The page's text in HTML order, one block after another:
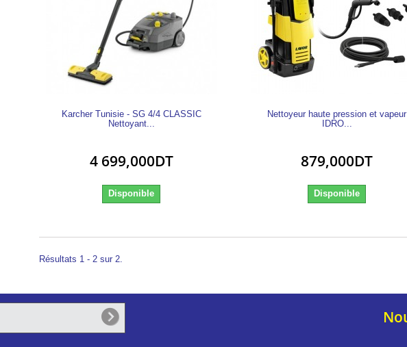
Karcher Tunisie - SG 4/4 CLASSIC
Nettoyant...
4 699,000DT
Disponible
Nettoyeur haute pression et vapeur
IDRO...
879,000DT
Disponible
Résultats 1 - 2 sur 2.